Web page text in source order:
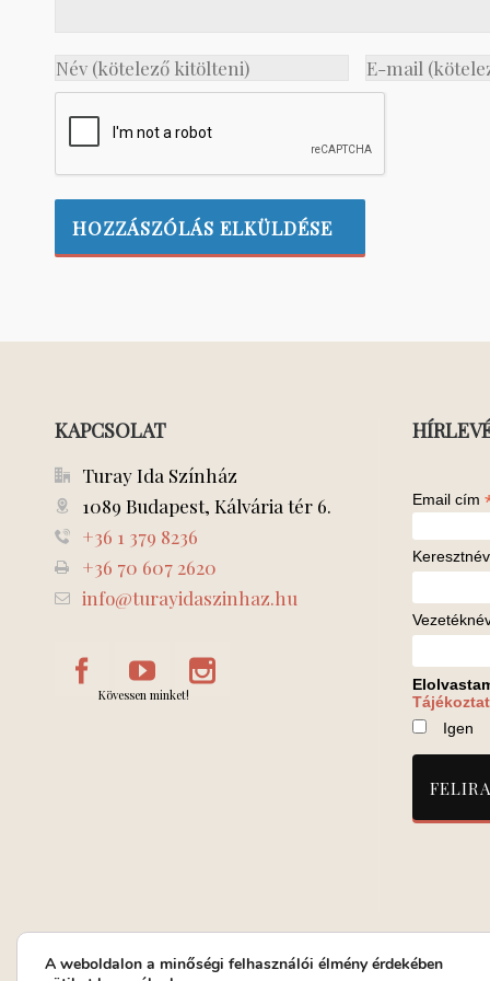
KAPCSOLAT
Turay Ida Színház
1089 Budapest, Kálvária tér 6.
+36 1 379 8236
+36 70 607 2620
info@turayidaszinhaz.hu
Kövessen minket!
Email cím
Keresztnév
Igen
A weboldalon a minőségi felhasználói élmény érdekében